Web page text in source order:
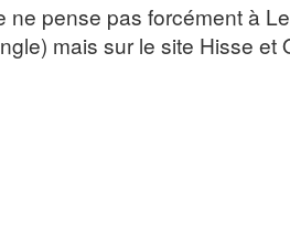
ne pense pas forcément à
mais sur le site Hisse et